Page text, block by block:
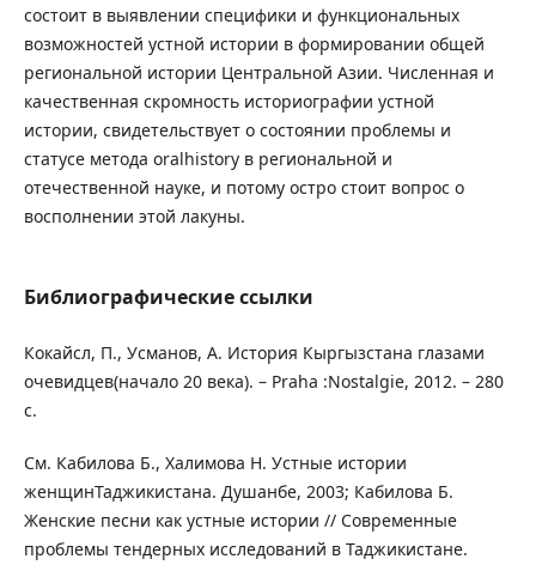
состоит в выявлении специфики и функциональных
возможностей устной истории в формировании общей
региональной истории Центральной Азии. Численная и
качественная скромность историографии устной
истории, свидетельствует о состоянии проблемы и
статусе метода oralhistory в региональной и
отечественной науке, и потому остро стоит вопрос о
восполнении этой лакуны.
Библиографические ссылки
Кокайсл, П., Усманов, А. История Кыргызстана глазами
очевидцев(начало 20 века). – Praha :Nostalgie, 2012. – 280
с.
См. Кабилова Б., Халимова Н. Устные истории
женщинТаджикистана. Душанбе, 2003; Кабилова Б.
Женские песни как устные истории // Современные
проблемы тендерных исследований в Таджикистане.